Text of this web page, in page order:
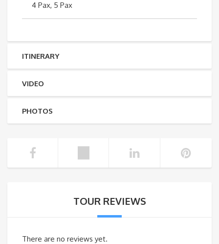
4 Pax, 5 Pax
ITINERARY
VIDEO
PHOTOS
TOUR REVIEWS
There are no reviews yet.